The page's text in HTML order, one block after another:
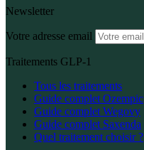
Newsletter
Votre adresse email
Traitements GLP-1
Tous les traitements
Guide complet Ozempic
Guide complet Wegovy
Guide complet Saxenda
Quel traitement choisir ?